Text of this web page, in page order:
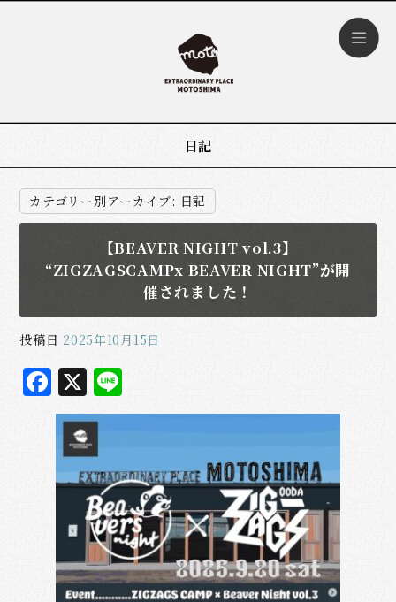
日記
カテゴリー別アーカイブ: 日記
【BEAVER NIGHT vol.3】
“ZIGZAGSCAMPx BEAVER NIGHT”が開
催されました！
投稿日 2025年10月15日
F
a
c
e
b
o
o
k
X
i
e